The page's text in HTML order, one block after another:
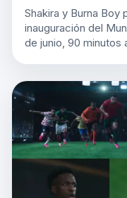
Shakira y Burna Boy
inauguración del
de junio, 90 minutos